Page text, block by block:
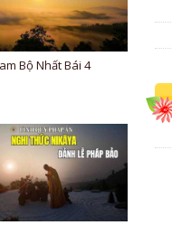
Bộ Nhất Bái 4